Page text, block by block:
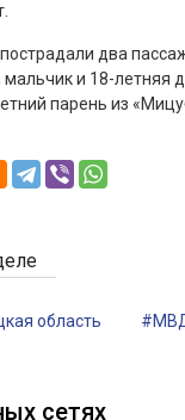
два
и 18-летняя
парень из
область
сетях